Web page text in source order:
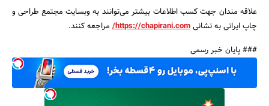
علاقه مندان جهت کسب اطلاعات بیشتر می‌توانند به وبسایت مجتمع طراحی و
چاپ ایرانی به نشانیhttps://chapirani.com/ مراجعه کنند.
### پایان خبر رسمی